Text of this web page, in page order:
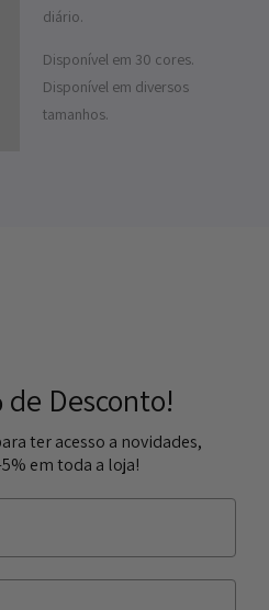
diário.
Disponível em 30 cores.
Disponível em diversos
tamanhos.
de Desconto!
ter acesso a novidades,
em toda a loja!